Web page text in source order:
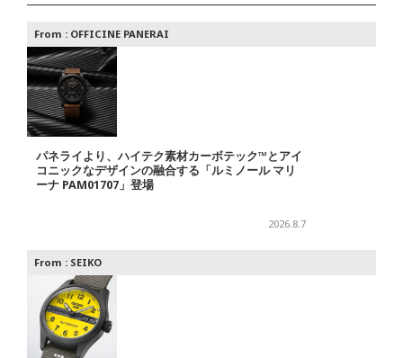
From : OFFICINE PANERAI
パネライより、ハイテク素材カーボテック™とアイ
コニックなデザインの融合する「ルミノール マリ
ーナ PAM01707」登場
2026.8.7
From : SEIKO